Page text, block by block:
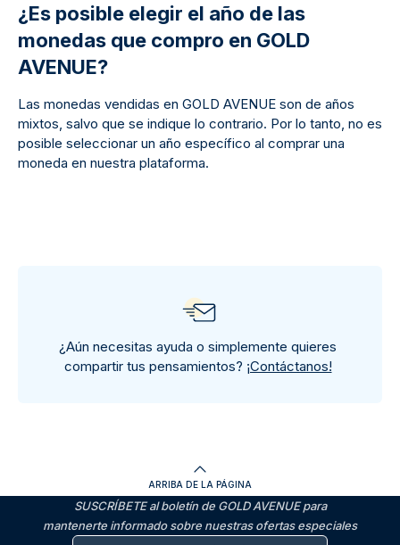
¿Es posible elegir el año de las
monedas que compro en GOLD
AVENUE?
Las monedas vendidas en GOLD AVENUE son de años
mixtos, salvo que se indique lo contrario. Por lo tanto, no es
posible seleccionar un año específico al comprar una
moneda en nuestra plataforma.
¿Aún necesitas ayuda o simplemente quieres
compartir tus pensamientos? ¡Contáctanos!
ARRIBA DE LA PÁGINA
SUSCRÍBETE al boletín de GOLD AVENUE para
mantenerte informado sobre nuestras ofertas especiales